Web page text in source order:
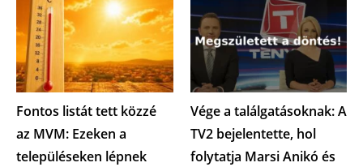
Fontos listát tett közzé
az MVM: Ezeken a
településeken lépnek
Vége a találgatásoknak: A
TV2 bejelentette, hol
folytatja Marsi Anikó és